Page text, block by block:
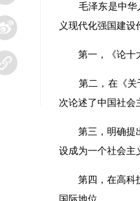
毛泽东是中
义现代化强国建设
第一， 《论
第二， 在《关
次论述了中国社会
第三， 明确提
设成为一个社会主
第四， 在高科
国际地位。